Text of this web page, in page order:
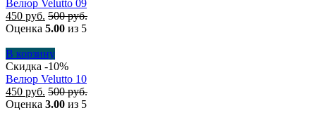
Велюр Velutto 09
450 руб. 500руб.
Оценка 5.00 из 5
В корзину
Скидка -10%
Велюр Velutto 10
450 руб. 500руб.
Оценка 3.00 из 5